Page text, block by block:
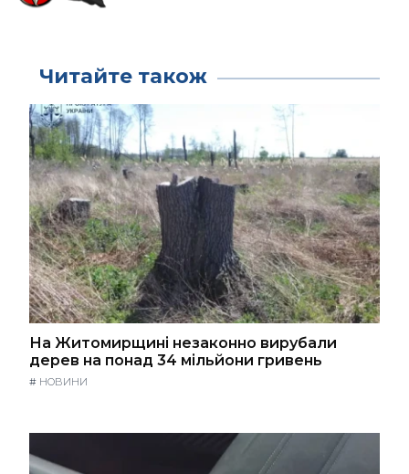
Читайте також
На Житомирщині незаконно вирубали
дерев на понад 34 мільйони гривень
# НОВИНИ